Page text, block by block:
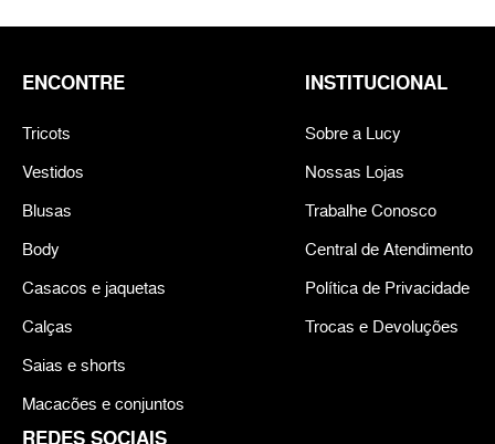
ENCONTRE
Tricots
Vestidos
Blusas
Body
Casacos e jaquetas
Calças
Saias e shorts
Macacões e conjuntos
INSTITUCIONAL
Sobre a Lucy
Nossas Lojas
Trabalhe Conosco
Central de Atendimento
Política de Privacidade
Trocas e Devoluções